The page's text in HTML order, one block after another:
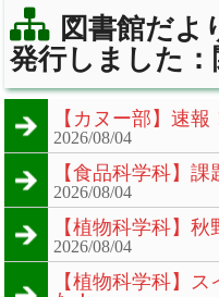
図書館だよ
発行しました：
【カヌー部】速
2026/08/04
【食品科学科】
2026/08/04
【植物科学科】
2026/08/04
【植物科学科】